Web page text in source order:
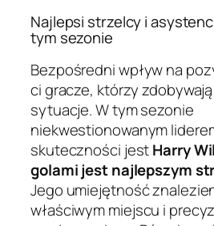
Najlepsi strzelcy i
tym sezonie
Bezpośredni wpływ na
ci gracze, którzy
sytuacje. W tym sezonie
niekwestionowanym
skuteczności jestHarry
golami jest najlepszym
Jego umiejętność
właściwym miejscu i